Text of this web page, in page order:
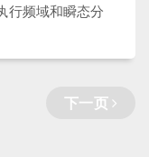
行频域和瞬态分
下一页